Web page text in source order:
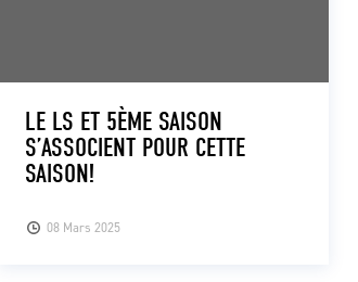
08 Mars 2025
LE LS ET 5ÈME SAISON
S’ASSOCIENT POUR CETTE
SAISON!